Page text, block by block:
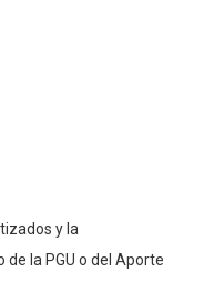
y la
la PGU o del Aporte